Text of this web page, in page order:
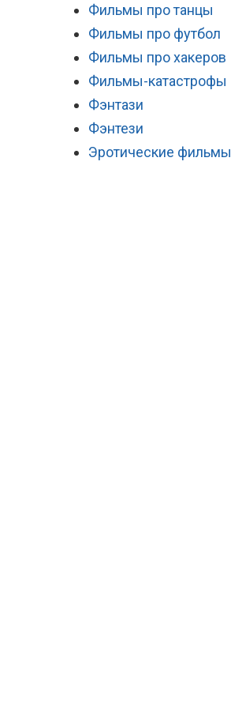
Фильмы про танцы
Фильмы про футбол
Фильмы про хакеров
Фильмы-катастрофы
Фэнтази
Фэнтези
Эротические фильмы